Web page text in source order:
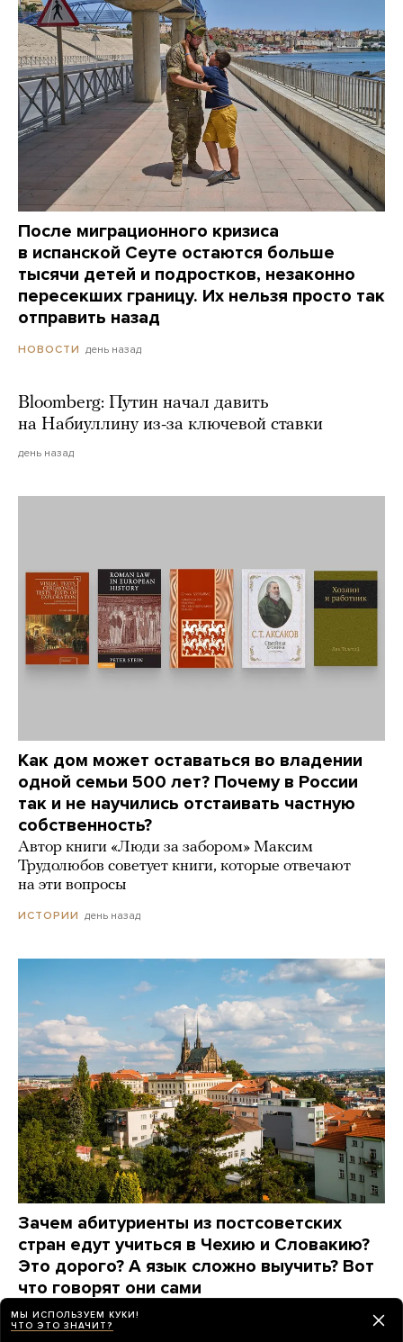
После миграционного кризиса
в испанской Сеуте остаются больше
тысячи детей и подростков, незаконно
пересекших границу. Их нельзя просто так
отправить назад
НОВОСТИ день назад
Bloomberg: Путин начал давить
на Набиуллину из-за ключевой ставки
день назад
Как дом может оставаться во владении
одной семьи 500 лет? Почему в России
так и не научились отстаивать частную
собственность?
Автор книги «Люди за забором» Максим
Трудолюбов советует книги, которые отвечают
на эти вопросы
ИСТОРИИ день назад
Зачем абитуриенты из постсоветских
стран едут учиться в Чехию и Словакию?
Это дорого? А язык сложно выучить? Вот
что говорят они сами
ПАРТНЕРСКИЙ МАТЕРИАЛ
МЫ ИСПОЛЬЗУЕМ КУКИ!
ЧТО ЭТО ЗНАЧИТ?